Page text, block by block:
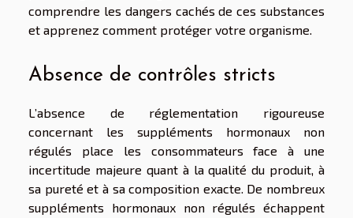
comprendre les dangers cachés de ces substances
et apprenez comment protéger votre organisme.
Absence de contrôles stricts
L’absence de réglementation rigoureuse
concernant les suppléments hormonaux non
régulés place les consommateurs face à une
incertitude majeure quant à la qualité du produit, à
sa pureté et à sa composition exacte. De nombreux
suppléments hormonaux non régulés échappent